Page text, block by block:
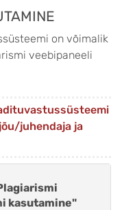
on võimalik
veebipaneeli
juhendaja ja
kasutamine"